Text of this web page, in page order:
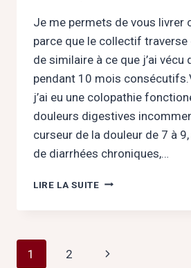
Je me permets de vous livrer
parce que le collectif traverse
de similaire à ce que j’ai vécu
pendant 10 mois
j’ai eu une colopathie
douleurs digestives
curseur de la douleur de 7 à
de diarrhées chroniques,…
LIRE LA SUITETÉMOIGNAGE
CE
Navigation
1 2
Page